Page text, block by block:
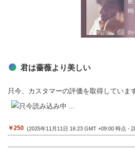
君は薔薇より美しい
只今、カスタマーの評価を取得していま
￥250 (2025年11月11日 16:23 GMT +09:00 時点 -